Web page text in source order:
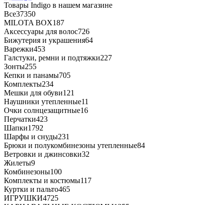
Товары Indigo в нашем магазине
Все37350
MILOTA BOX187
Аксессуары для волос726
Бижутерия и украшения64
Варежки453
Галстуки, ремни и подтяжки227
Зонты255
Кепки и панамы705
Комплекты234
Мешки для обуви121
Наушники утепленные11
Очки солнцезащитные16
Перчатки423
Шапки1792
Шарфы и снуды231
Брюки и полукомбинезоны утепленные84
Ветровки и джинсовки32
Жилеты9
Комбинезоны100
Комплекты и костюмы117
Куртки и пальто465
ИГРУШКИ4725